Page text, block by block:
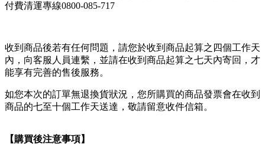
付費清運專線0800-085-717
收到商品後若有任何問題，請您於收到商品起算之四個工作天
內，向客服人員連繫，並請在收到商品起算之七天內寄回，才
能享有完善的售後服務。
如您本次的訂單無退換貨狀況，您所購買的商品發票會在收到
商品的七至十個工作天送達，敬請留意收件信箱。
【購買後注意事項】